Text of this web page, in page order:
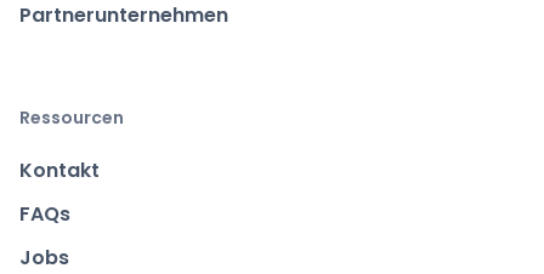
Partnerunternehmen
Ressourcen
Kontakt
FAQs
Jobs